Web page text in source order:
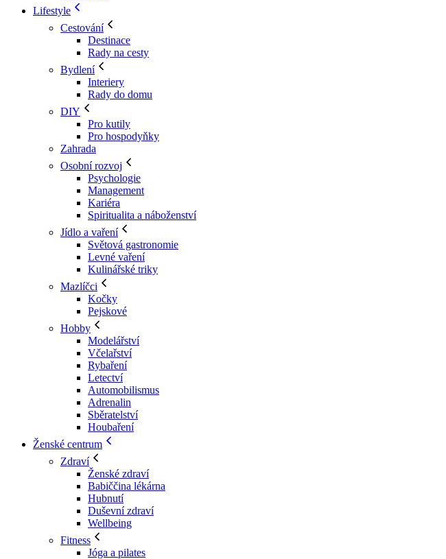
Lifestyle
Cestování
Destinace
Rady na cesty
Bydlení
Interiery
Rady do domu
DIY
Pro kutily
Pro hospodyňky
Zahrada
Osobní rozvoj
Psychologie
Management
Kariéra
Spiritualita a náboženství
Jídlo a vaření
Světová gastronomie
Levné vaření
Kulinářské triky
Mazlíčci
Kočky
Pejskové
Hobby
Modelářství
Včelařství
Rybaření
Letectví
Automobilismus
Adrenalin
Sběratelství
Houbaření
Ženské centrum
Zdraví
Ženské zdraví
Babiččina lékárna
Hubnutí
Duševní zdraví
Wellbeing
Fitness
Jóga a pilates